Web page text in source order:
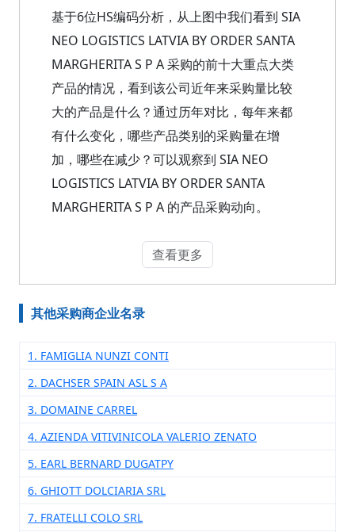
基于6位HS编码分析，从上图中我们看到 SIA
NEO LOGISTICS LATVIA BY ORDER SANTA
MARGHERITA S P A 采购的前十大重点大类
产品的情况，看到该公司近年来采购量比较
大的产品是什么？通过历年对比，每年来都
有什么变化，哪些产品类别的采购量在增
加，哪些在减少？可以观察到 SIA NEO
LOGISTICS LATVIA BY ORDER SANTA
MARGHERITA S P A 的产品采购动向。
查看更多
其他采购商企业名录
1. FAMIGLIA NUNZI CONTI
2. DACHSER SPAIN ASL S A
3. DOMAINE CARREL
4. AZIENDA VITIVINICOLA VALERIO ZENATO
5. EARL BERNARD DUGATPY
6. GHIOTT DOLCIARIA SRL
7. FRATELLI COLO SRL